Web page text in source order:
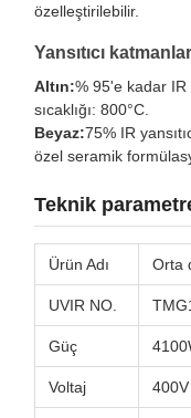
özelleştirilebilir.
Yansıtıcı
Altın:% 95'e kadar IR
sıcaklığı: 800°C.
Beyaz:75% IR
özel seramik
Teknik
Ürün Adı Orta
UVIR NO.
Güç
Voltaj 400V